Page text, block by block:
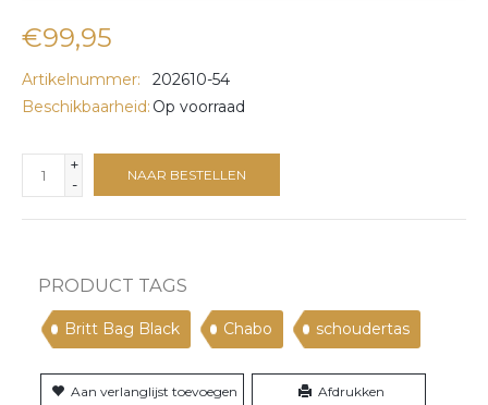
€99,95
Artikelnummer:
202610-54
Beschikbaarheid: Op voorraad
+
-
NAAR BESTELLEN
PRODUCT TAGS
Britt Bag Black Chabo schoudertas
Aan verlanglijst toevoegen Afdrukken